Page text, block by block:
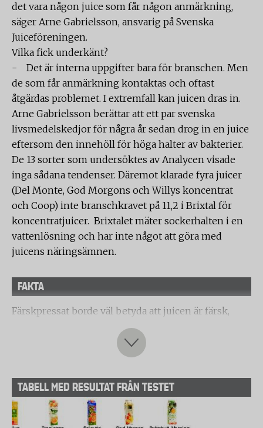
det vara någon juice som får någon anmärkning,
säger Arne Gabrielsson, ansvarig på Svenska
Juiceföreningen.
Vilka fick underkänt?
- Det är interna uppgifter bara för branschen. Men
de som får anmärkning kontaktas och oftast
åtgärdas problemet. I extremfall kan juicen dras in.
Arne Gabrielsson berättar att ett par svenska
livsmedelskedjor för några år sedan drog in en juice
eftersom den innehöll för höga halter av bakterier.
De 13 sorter som undersöktes av Analycen visade
inga sådana tendenser. Däremot klarade fyra juicer
(Del Monte, God Morgons och Willys koncentrat
och Coop) inte branschkravet på 11,2 i Brixtal för
koncentratjuicer. Brixtalet mäter sockerhalten i en
vattenlösning och har inte något att göra med
juicens näringsämnen.
FAKTA
Färskpressat borde väl betyda att juicen är färsk,
rentav purfärsk. Så är det inte. Juicebranschen har
bestämt sig för att göra det krångligt för oss
juicedrickare - och vi är många. I Sverige dricks det
procent av drickandet är apelsinjuice.
Den som vill ha äkta färsk juice, som inte är
behandlad eller pastöriserad, ska välja nypressad.
TABELL MED RESULTAT FRÅN TESTET